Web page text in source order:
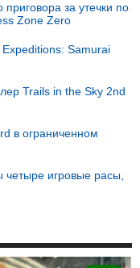
приговора за утечки по
Zone Zero
Samurai
Trails in the Sky 2nd
в ограниченном
четыре игровые расы,